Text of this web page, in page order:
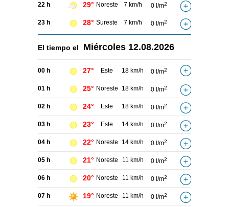
22 h 29° Noreste 7 km/h 0 l/m2
23 h 28° Sureste 7 km/h 0 l/m2
El tiempo el Miércoles 12.08.2026
00 h 27° Este 18 km/h 0 l/m2
01 h 25° Noreste 18 km/h 0 l/m2
02 h 24° Este 18 km/h 0 l/m2
03 h 23° Este 14 km/h 0 l/m2
04 h 22° Noreste 14 km/h 0 l/m2
05 h 21° Noreste 11 km/h 0 l/m2
06 h 20° Noreste 11 km/h 0 l/m2
07 h 19° Noreste 11 km/h 0 l/m2